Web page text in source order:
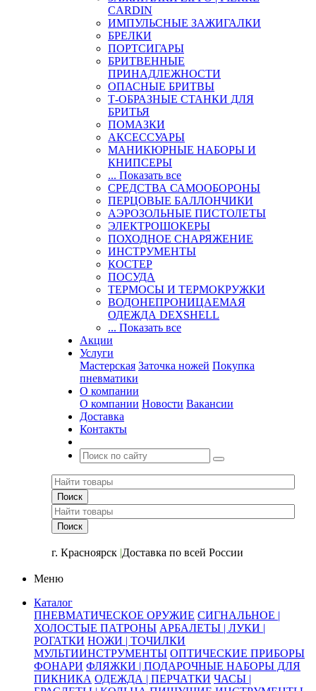
CARDIN
ИМПУЛЬСНЫЕ ЗАЖИГАЛКИ
БРЕЛКИ
ПОРТСИГАРЫ
БРИТВЕННЫЕ
ПРИНАДЛЕЖНОСТИ
ОПАСНЫЕ БРИТВЫ
Т-ОБРАЗНЫЕ СТАНКИ ДЛЯ
БРИТЬЯ
ПОМАЗКИ
АКСЕССУАРЫ
МАНИКЮРНЫЕ НАБОРЫ И
КНИПСЕРЫ
... Показать все
СРЕДСТВА САМООБОРОНЫ
ПЕРЦОВЫЕ БАЛЛОНЧИКИ
АЭРОЗОЛЬНЫЕ ПИСТОЛЕТЫ
ЭЛЕКТРОШОКЕРЫ
ПОХОДНОЕ СНАРЯЖЕНИЕ
ИНСТРУМЕНТЫ
КОСТЕР
ПОСУДА
ТЕРМОСЫ И ТЕРМОКРУЖКИ
ВОДОНЕПРОНИЦАЕМАЯ
ОДЕЖДА DEXSHELL
... Показать все
Акции
Услуги
Мастерская Заточка ножей Покупка
пневматики
О компании
О компании Новости Вакансии
Доставка
Контакты
г. Красноярск |Доставка по всей России
Меню
Каталог
ПНЕВМАТИЧЕСКОЕ ОРУЖИЕ СИГНАЛЬНОЕ |
ХОЛОСТЫЕ ПАТРОНЫ АРБАЛЕТЫ | ЛУКИ |
РОГАТКИ НОЖИ | ТОЧИЛКИ
МУЛЬТИИНСТРУМЕНТЫ ОПТИЧЕСКИЕ ПРИБОРЫ
ФОНАРИ ФЛЯЖКИ | ПОДАРОЧНЫЕ НАБОРЫ ДЛЯ
ПИКНИКА ОДЕЖДА | ПЕРЧАТКИ ЧАСЫ |